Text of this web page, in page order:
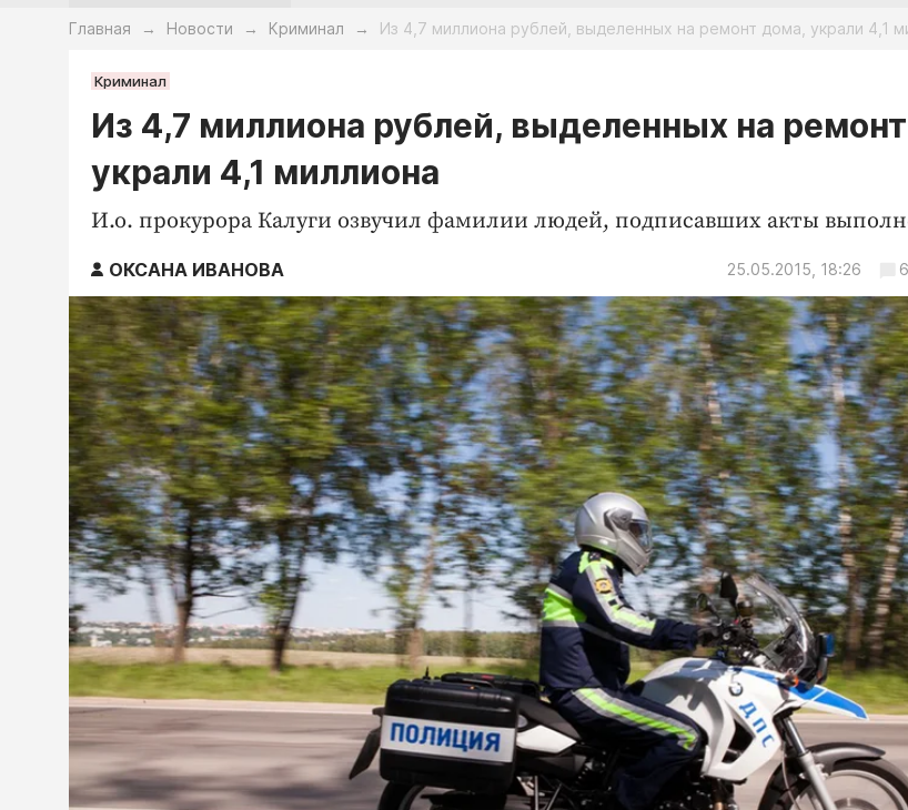
Главная → Новости → Криминал → Из 4,7 миллиона рублей, выделенных на ремонт дома, украли 4,1
Криминал
Из 4,7 миллиона рублей, выделенных на
украли 4,1 миллиона
И.о. прокурора Калуги озвучил фамилии людей, подписавших акты
ОКСАНА ИВАНОВА 25.05.2015, 18:26